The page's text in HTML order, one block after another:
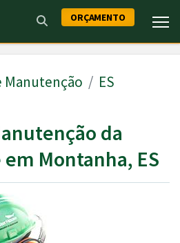
ORÇAMENTO
Manutenção
ES
da
Montanha, ES